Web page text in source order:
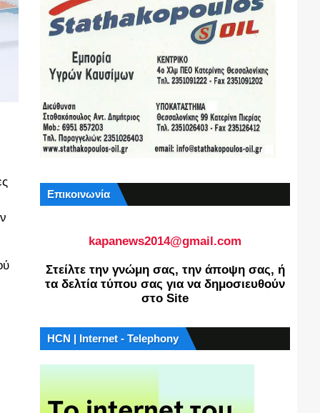
Επικοινωνία
kapanews2014@gmail.com
Στείλτε την γνώμη σας, την άποψη σας, ή
τα δελτία τύπου σας για να δημοσιευθούν
στο Site
HCN | Internet - Telephony